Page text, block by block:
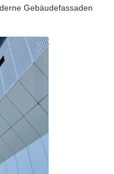
Gebäudefassaden